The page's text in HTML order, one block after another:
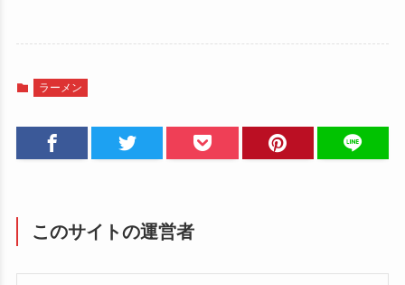
ラーメン
このサイトの運営者